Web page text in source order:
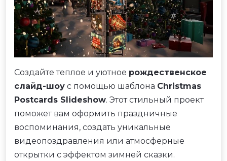
Создайте теплое и уютное рождественское
слайд-шоу с помощью шаблона Christmas
Postcards Slideshow. Этот стильный проект
поможет вам оформить праздничные
воспоминания, создать уникальные
видеопоздравления или атмосферные
открытки с эффектом зимней сказки.